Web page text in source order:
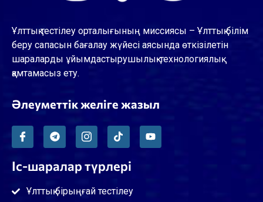
Ұлттық тестілеу орталығының миссиясы – Ұлттық білім
беру сапасын бағалау жүйесі аясында өткізілетін
шараларды ұйымдастырушылық-технологиялық
қамтамасыз ету.
Әлеуметтік желіге жазыл
Іс-шаралар түрлері
Ұлттық бірыңғай тестілеу